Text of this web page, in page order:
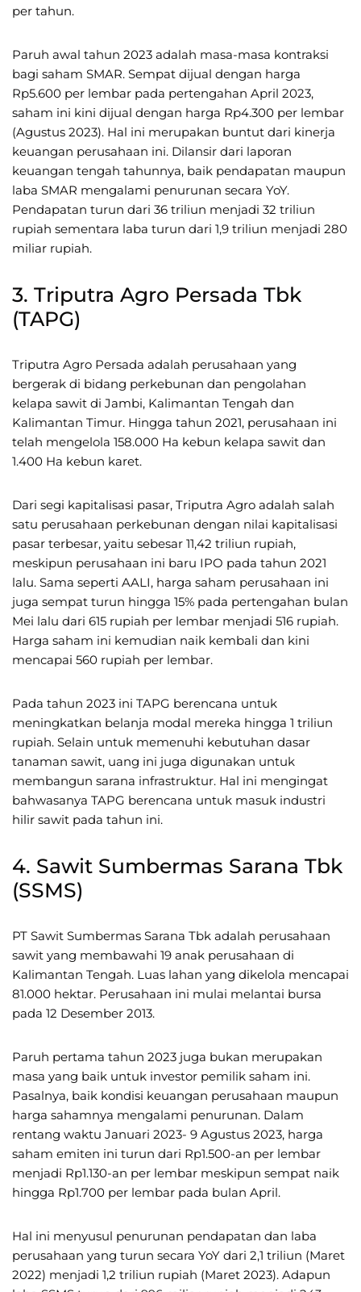
per tahun.
Paruh awal tahun 2023 adalah masa-masa kontraksi
bagi saham SMAR. Sempat dijual dengan harga
Rp5.600 per lembar pada pertengahan April 2023,
saham ini kini dijual dengan harga Rp4.300 per lembar
(Agustus 2023). Hal ini merupakan buntut dari kinerja
keuangan perusahaan ini. Dilansir dari laporan
keuangan tengah tahunnya, baik pendapatan maupun
laba SMAR mengalami penurunan secara YoY.
Pendapatan turun dari 36 triliun menjadi 32 triliun
rupiah sementara laba turun dari 1,9 triliun menjadi 280
miliar rupiah.
3. Triputra Agro Persada Tbk
(TAPG)
Triputra Agro Persada adalah perusahaan yang
bergerak di bidang perkebunan dan pengolahan
kelapa sawit di Jambi, Kalimantan Tengah dan
Kalimantan Timur. Hingga tahun 2021, perusahaan ini
telah mengelola 158.000 Ha kebun kelapa sawit dan
1.400 Ha kebun karet.
Dari segi kapitalisasi pasar, Triputra Agro adalah salah
satu perusahaan perkebunan dengan nilai kapitalisasi
pasar terbesar, yaitu sebesar 11,42 triliun rupiah,
meskipun perusahaan ini baru IPO pada tahun 2021
lalu. Sama seperti AALI, harga saham perusahaan ini
juga sempat turun hingga 15% pada pertengahan bulan
Mei lalu dari 615 rupiah per lembar menjadi 516 rupiah.
Harga saham ini kemudian naik kembali dan kini
mencapai 560 rupiah per lembar.
Pada tahun 2023 ini TAPG berencana untuk
meningkatkan belanja modal mereka hingga 1 triliun
rupiah. Selain untuk memenuhi kebutuhan dasar
tanaman sawit, uang ini juga digunakan untuk
membangun sarana infrastruktur. Hal ini mengingat
bahwasanya TAPG berencana untuk masuk industri
hilir sawit pada tahun ini.
4. Sawit Sumbermas Sarana Tbk
(SSMS)
PT Sawit Sumbermas Sarana Tbk adalah perusahaan
sawit yang membawahi 19 anak perusahaan di
Kalimantan Tengah. Luas lahan yang dikelola mencapai
81.000 hektar. Perusahaan ini mulai melantai bursa
pada 12 Desember 2013.
Paruh pertama tahun 2023 juga bukan merupakan
masa yang baik untuk investor pemilik saham ini.
Pasalnya, baik kondisi keuangan perusahaan maupun
harga sahamnya mengalami penurunan. Dalam
rentang waktu Januari 2023- 9 Agustus 2023, harga
saham emiten ini turun dari Rp1.500-an per lembar
menjadi Rp1.130-an per lembar meskipun sempat naik
hingga Rp1.700 per lembar pada bulan April.
Hal ini menyusul penurunan pendapatan dan laba
perusahaan yang turun secara YoY dari 2,1 triliun (Maret
2022) menjadi 1,2 triliun rupiah (Maret 2023). Adapun